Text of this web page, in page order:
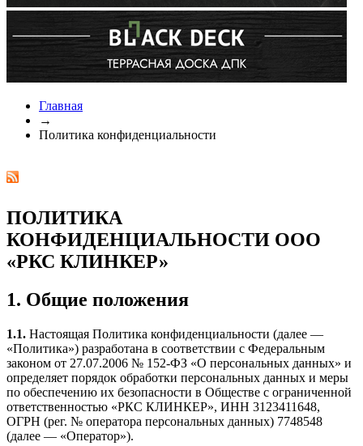
Главная
→
Политика конфиденциальности
ПОЛИТИКА
КОНФИДЕНЦИАЛЬНОСТИ ООО
«РКС КЛИНКЕР»
1. Общие положения
1.1. Настоящая Политика конфиденциальности (далее —
«Политика») разработана в соответствии с Федеральным
законом от 27.07.2006 № 152-ФЗ «О персональных данных» и
определяет порядок обработки персональных данных и меры
по обеспечению их безопасности в Обществе с ограниченной
ответственностью «РКС КЛИНКЕР», ИНН 3123411648,
ОГРН (рег. № оператора персональных данных) 7748548
(далее — «Оператор»).